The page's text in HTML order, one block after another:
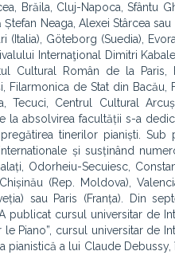
Brăila, Cluj-Napoca, Sfântu
Neaga, Alexei Stârcea
Göteborg (Suedia),
Internaţional Dimitri
Cultural Român de la Paris,
Filarmonica de Stat din
Tecuci, Centrul Cultural
la absolvirea facultății s-a
tinerilor pianiști.
și susținând
Odorheiu-Secuiesc,
(Rep. Moldova),
sau Paris (Franța). Din
publicat cursul universitar de
Piano”, cursul universitar de
pianistică a lui Claude